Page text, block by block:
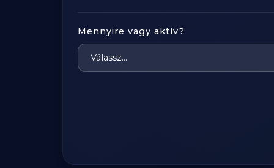
Mennyire vagy aktív?